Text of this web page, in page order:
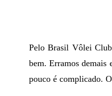
Pelo Brasil Vôlei
bem. Erramos demais
pouco é complicado.